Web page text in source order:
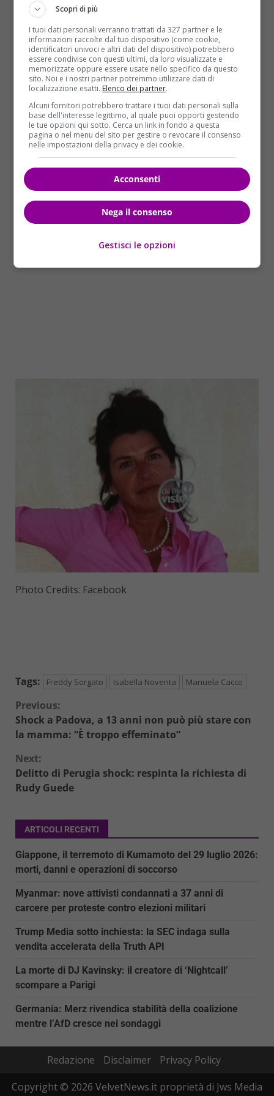
dalle accuse nei suoi confronti di atti persecutori nei
confronti della segretaria di 55 anni di Albignasego.
Per quanto riguarda la presunta simulazione di
reato,Manuela Caccoè accusata di aver finto di
essere stata derubata del cellulare, denunciando il
tutto il 15 novembre 2013 alla caserma dei
carabinieri diCamponogara. Durante le indagini
sarebbe stato scoperto che quel telefono sarebbe
stato utilizzato ancora dalla Cacco, cambiando solo la
sim. Ancora molti, comunque, restano i punti oscuri
conoscono nemmeno le cause della morte.
Photo Credits: Facebook
Tags: Freddy Sorgato Isabella Noventa Manuela Cacco
Continue
Reading
Previous:
Shock a Padova, a 13 anni non può più stare con
la mamma: “È troppo effeminato”
Next:
Delitto di Perugia shock: respinta la richiesta di
Rudy Guede
ARTICOLI RECENTI
Giappone, il terremoto di Kumamoto del 29 luglio 2026:
morti, danni e operazioni di soccorso
Myanmar: nove attivisti condannati a 37 anni di
carcere per proteste contro elezioni militari
Trump Media sotto inchiesta: la SEC indaga sulla
vendita accelerata della Truth API
La morte di DJ Kavinsky: il creatore di ‘Nightcall’
scompare a Parigi
Germania: Merz rivendica stabilità della coalizione
mentre l’AfD cresce nei sondaggi
Redazione Disclaimer
Privacy Policy
Copyright © 2026 VelvetNews.it proprietà di Jws Media
Scopri di più
I tuoi dati personali verranno trattati da 327 partner e le
informazioni raccolte dal tuo dispositivo (come cookie,
identificatori univoci e altri dati del dispositivo) potrebbero
essere condivise con questi ultimi, da loro visualizzate e
memorizzate oppure essere usate nello specifico da questo
sito. Noi e i nostri partner potremmo utilizzare dati di
localizzazione esatti. Elenco dei partner.
Alcuni fornitori potrebbero trattare i tuoi dati personali sulla
base dell'interesse legittimo, al quale puoi opporti gestendo
le tue opzioni qui sotto. Cerca un link in fondo a questa
pagina o nel menu del sito per gestire o revocare il consenso
nelle impostazioni della privacy e dei cookie.
Acconsenti
Nega il consenso
Gestisci le opzioni